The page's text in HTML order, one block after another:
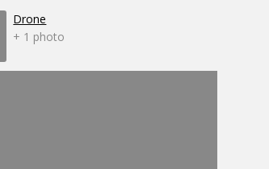
Drone
+ 1 photo